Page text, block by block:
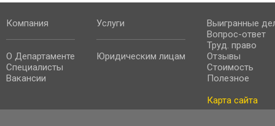
Компания
О Департаменте
Специалисты
Вакансии
Услуги
Юридическим лицам
Выигранные
Вопрос-ответ
Труд. право
Отзывы
Стоимость
Полезное
Карта сайта